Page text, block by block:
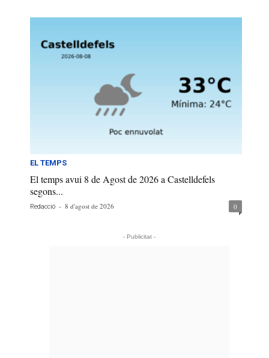
EL TEMPS
El temps avui 8 de Agost de 2026 a Castelldefels
segons...
Redacció - 8 d'agost de 2026 0
- Publicitat -